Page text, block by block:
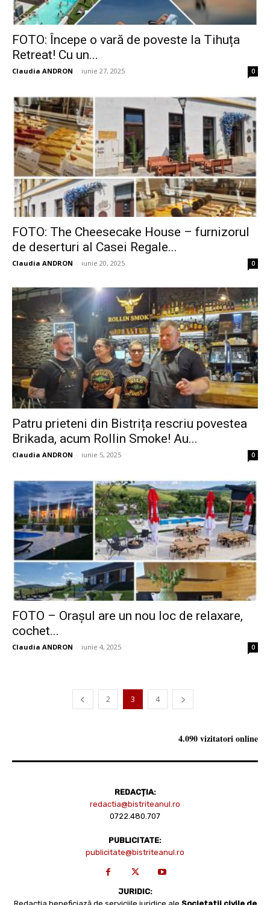
FOTO: Începe o vară de poveste la Tihuța
Retreat! Cu un...
Claudia ANDRON - iunie 27, 2025 0
FOTO: The Cheesecake House – furnizorul
de deserturi al Casei Regale...
Claudia ANDRON - iunie 20, 2025 0
Patru prieteni din Bistrița rescriu povestea
Brikada, acum Rollin Smoke! Au...
Claudia ANDRON - iunie 5, 2025 0
FOTO – Orașul are un nou loc de relaxare,
cochet...
Claudia ANDRON - iunie 4, 2025 0
2 3 4
4.090 vizitatori online
REDACȚIA:
redactia@bistriteanul.ro
0722.480.707
PUBLICITATE:
publicitate@bistriteanul.ro
JURIDIC: